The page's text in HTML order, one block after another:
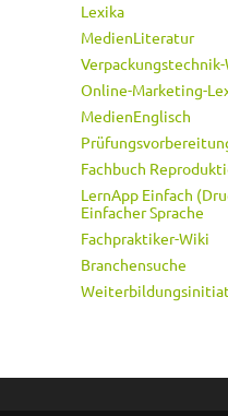
Lexika
MedienLiteratur
Online-Marketing-
MedienEnglisch
Fachbuch
LernApp Einfach
Einfacher Sprache
Fachpraktiker-Wiki
Branchensuche